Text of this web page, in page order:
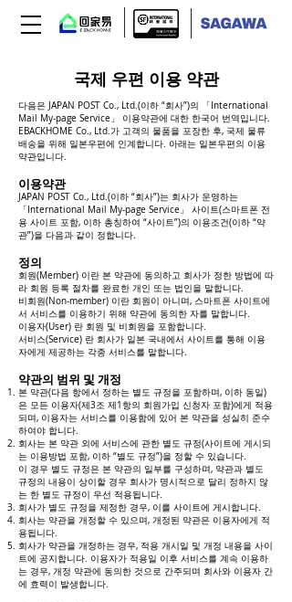
국제 우편 이용 약관
다음은 JAPAN POST Co., Ltd.(이하 “회사”)의 「International
Mail My-page Service」 이용약관에 대한 한국어 번역입니다.
EBACKHOME Co., Ltd.가 고객의 물품을 포장한 후, 국제 물류
배송을 위해 일본우편에 인계합니다. 아래는 일본우편의 이용
약관입니다.
이용약관
JAPAN POST Co., Ltd.(이하 “회사”)는 회사가 운영하는
「International Mail My-page Service」 사이트(스마트폰 전
용 사이트 포함, 이하 총칭하여 “사이트”)의 이용조건(이하 “약
관”)을 다음과 같이 정합니다.
정의
회원(Member) 이란 본 약관에 동의하고 회사가 정한 방법에 따
라 회원 등록 절차를 완료한 개인 또는 법인을 말합니다.
비회원(Non-member) 이란 회원이 아니며, 스마트폰 사이트에
서 서비스를 이용하기 위해 약관에 동의한 자를 말합니다.
이용자(User) 란 회원 및 비회원을 포함합니다.
서비스(Service) 란 회사가 일본 국내에서 사이트를 통해 이용
자에게 제공하는 각종 서비스를 말합니다.
약관의 범위 및 개정
본 약관(다음 항에서 정하는 별도 규정을 포함하며, 이하 동일)
은 모든 이용자(제3조 제1항의 회원가입 신청자 포함)에게 적용
되며, 이용자는 서비스를 이용함에 있어 본 약관을 성실히 준수
하여야 합니다.
회사는 본 약관 외에 서비스에 관한 별도 규정(사이트에 게시되
는 이용방법 포함, 이하 “별도 규정”)을 정할 수 있습니다.
이 경우 별도 규정은 본 약관의 일부를 구성하며, 약관과 별도
규정의 내용이 상이할 경우 회사가 명시적으로 달리 정하지 않
는 한 별도 규정이 우선 적용됩니다.
회사가 별도 규정을 제정한 경우, 이를 사이트에 게시합니다.
회사는 약관을 개정할 수 있으며, 개정된 약관은 이용자에게 적
용됩니다.
회사가 약관을 개정하는 경우, 적용 개시일 및 개정 내용을 사이
트에 공지합니다. 이용자가 적용일 이후 서비스를 계속 이용하
는 경우, 개정 약관에 동의한 것으로 간주되며 회사와 이용자 간
에 효력이 발생합니다.